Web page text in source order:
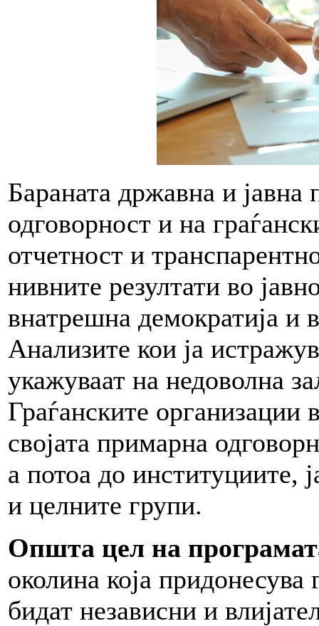
Бараната државна и јавна
одговорност и на
отчетност и
нивните резултати во
внатрешна демократија и
Анализите кои ја
укажуваат на недоволна
Граѓанските организации
својата примарна
а потоа до институциите,
и целните групи.
Општа цел на
околина која придонесува
бидат независни и